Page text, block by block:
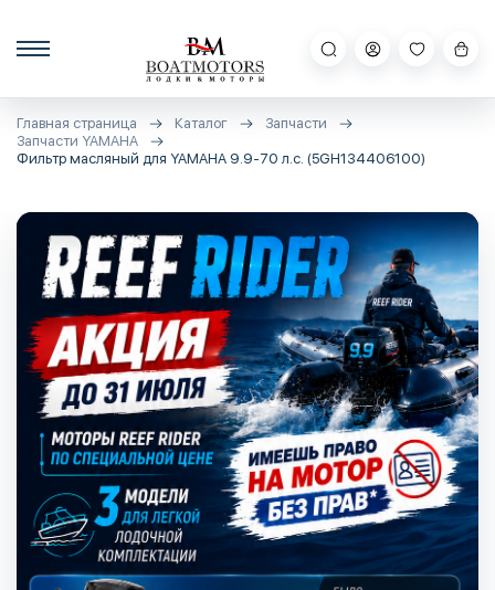
Главная страница Каталог
Запчасти
Запчасти YAMAHA
Фильтр масляный для YAMAHA 9.9-70 л.с. (5GH134406100)